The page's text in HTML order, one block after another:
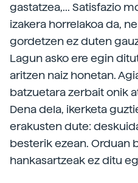
gastatzea,... Satisfazio
izakera horrelakoa da,
gordetzen ez duten
Lagun asko ere egin
aritzen naiz honetan.
batzuetara zerbait onik
Dena dela, ikerketa
erakusten dute:
besterik ezean. Orduan
hankasartzeak ez ditu